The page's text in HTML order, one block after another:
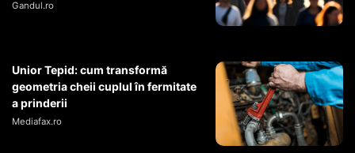
Gandul.ro
Unior Tepid: cum transformă
geometria cheii cuplul în fermitate
a prinderii
Mediafax.ro